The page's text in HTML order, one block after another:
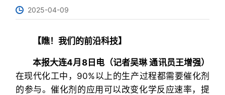
2025-04-09
【瞧！我们的前沿科技】
本报大连4月8日电（记者吴琳 通讯员王增强）
在现代化工中，90%以上的生产过程都需要催化剂
的参与。催化剂的应用可以改变化学反应速率，提